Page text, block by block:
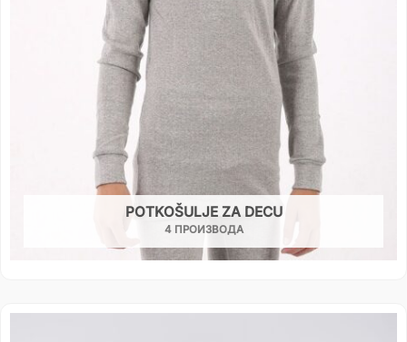
POTKOŠULJE ZA DECU
4 ПРОИЗВОДА